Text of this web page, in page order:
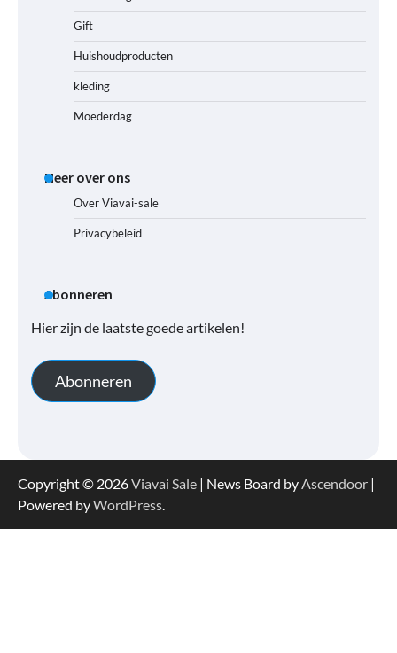
Gift
Huishoudproducten
kleding
Moederdag
Meer over ons
Over Viavai-sale
Privacybeleid
Abonneren
Hier zijn de laatste goede artikelen!
Abonneren
Copyright © 2026Viavai Sale | News Board byAscendoor |
Powered byWordPress.